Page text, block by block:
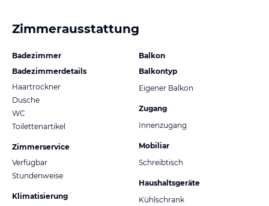
Zimmerausstattung
Badezimmer
Badezimmerdetails
Haartrockner
Dusche
WC
Toilettenartikel
Zimmerservice
Verfügbar
Stundenweise
Klimatisierung
Balkon
Balkontyp
Eigener Balkon
Zugang
Innenzugang
Mobiliar
Schreibtisch
Haushaltsgeräte
Kühlschrank